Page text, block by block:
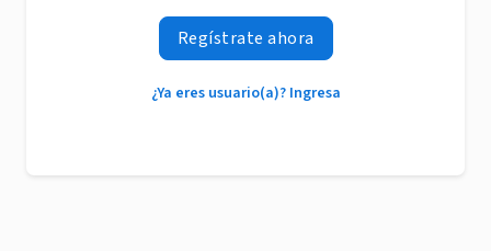
Regístrate ahora
¿Ya eres usuario(a)? Ingresa